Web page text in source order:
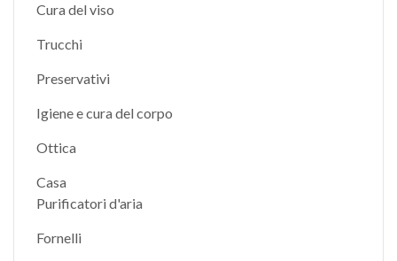
Cura del viso
Trucchi
Preservativi
Igiene e cura del corpo
Ottica
Casa
Purificatori d'aria
Fornelli